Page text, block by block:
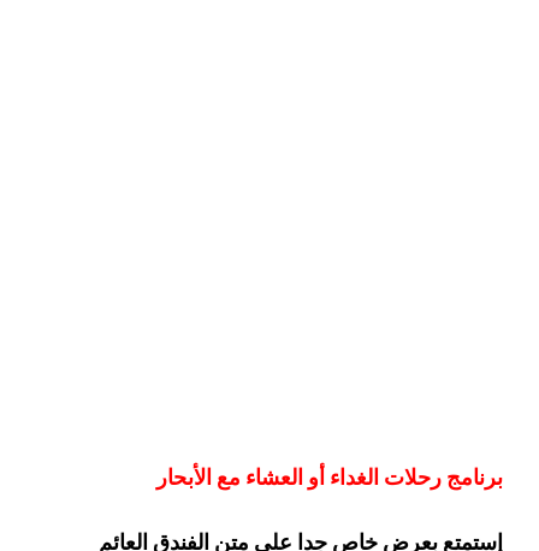
برنامج رحلات الغداء أو العشاء مع الأبحار
إستمتع بعرض خاص جدا على متن الفندق العائم